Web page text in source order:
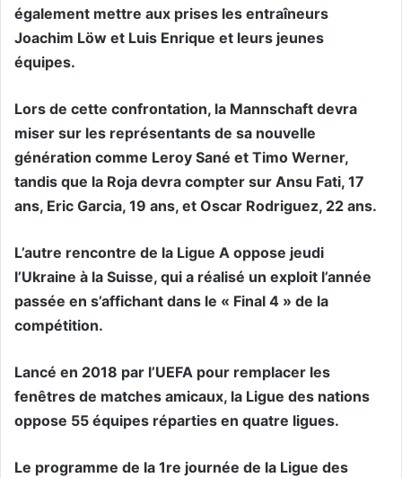
également mettre aux prises les entraîneurs
Joachim Löw et Luis Enrique et leurs jeunes
équipes.
Lors de cette confrontation, la Mannschaft devra
miser sur les représentants de sa nouvelle
génération comme Leroy Sané et Timo Werner,
tandis que la Roja devra compter sur Ansu Fati, 17
ans, Eric Garcia, 19 ans, et Oscar Rodriguez, 22 ans.
L’autre rencontre de la Ligue A oppose jeudi
l’Ukraine à la Suisse, qui a réalisé un exploit l’année
passée en s’affichant dans le « Final 4 » de la
compétition.
Lancé en 2018 par l’UEFA pour remplacer les
fenêtres de matches amicaux, la Ligue des nations
oppose 55 équipes réparties en quatre ligues.
Le programme de la 1re journée de la Ligue des